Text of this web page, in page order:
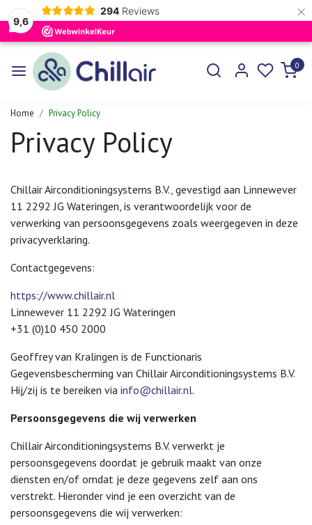
9,6
294 Reviews ×
0
Home Privacy Policy
Privacy Policy
Chillair Airconditioningsystems B.V., gevestigd aan Linnewever
11 2292 JG Wateringen, is verantwoordelijk voor de
verwerking van persoonsgegevens zoals weergegeven in deze
privacyverklaring.
Contactgegevens:
https://www.chillair.nl
Linnewever 11 2292 JG Wateringen
+31 (0)10 450 2000
Geoffrey van Kralingen is de Functionaris
Gegevensbescherming van Chillair Airconditioningsystems B.V.
Hij/zij is te bereiken via info@chillair.nl.
Persoonsgegevens die wij verwerken
Chillair Airconditioningsystems B.V. verwerkt je
persoonsgegevens doordat je gebruik maakt van onze
diensten en/of omdat je deze gegevens zelf aan ons
verstrekt. Hieronder vind je een overzicht van de
persoonsgegevens die wij verwerken: